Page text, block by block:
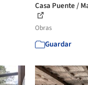
Casa Puente /
Obras
Guardar